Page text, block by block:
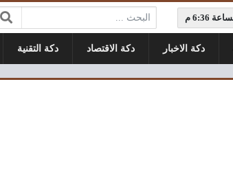
البحث:
دكة الاخبار دكة الاقتصاد دكة التقنية